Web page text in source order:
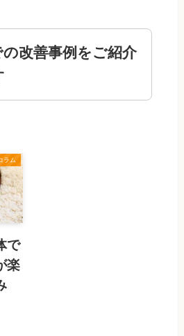
の改善事例をご紹介
ラム
で
楽